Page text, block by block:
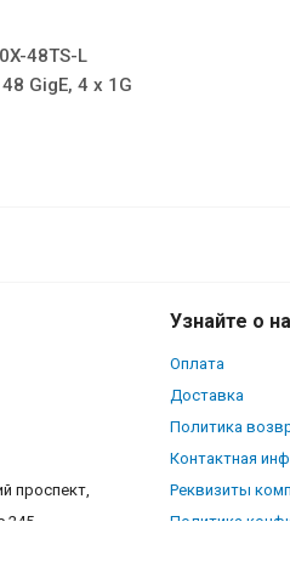
48TS-L
GigE, 4 x 1G
проспект,
245
Узнайте о
Оплата
Доставка
Политика
Контактная
Реквизиты
Политика